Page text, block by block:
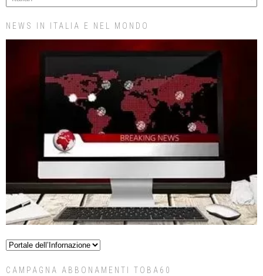
NEWS IN ITALIA E NEL MONDO
CAMPAGNA ABBONAMENTI TOBA60